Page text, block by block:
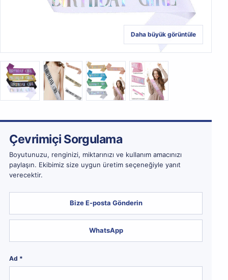
Daha büyük görüntüle
Çevrimiçi Sorgulama
Boyutunuzu, renginizi, miktarınızı ve kullanım amacınızı
paylaşın. Ekibimiz size uygun üretim seçeneğiyle yanıt
verecektir.
Bize E-posta Gönderin
WhatsApp
Ad *